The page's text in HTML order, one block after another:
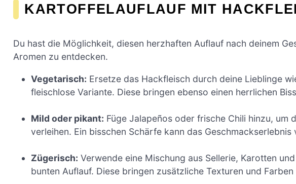
KARTOFFELAUFLAUF MIT
Du hast die Möglichkeit, diesen herzhaften Auflauf nach deinem
Aromen zu entdecken.
Vegetarisch: Ersetze das Hackfleisch durch deine Lieblinge
fleischlose Variante. Diese bringen ebenso einen herrlichen
Mild oder pikant: Füge Jalapeños oder frische Chili hinzu, um
verleihen. Ein bisschen Schärfe kann das
Zügerisch: Verwende eine Mischung aus Sellerie, Karotten
bunten Auflauf. Diese bringen zusätzliche Texturen und Farben